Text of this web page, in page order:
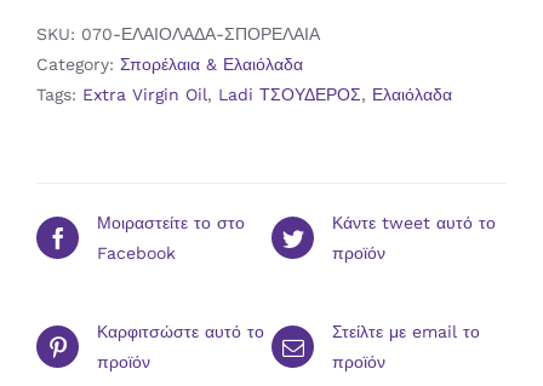
SKU: 070-ΕΛΑΙΟΛΑΔΑ-ΣΠΟΡΕΛΑΙΑ
Category: Σπορέλαια & Ελαιόλαδα
Tags: Extra Virgin Oil, Ladi ΤΣΟΥΔΕΡΟΣ, Ελαιόλαδα
Μοιραστείτε το στο
Facebook
Κάντε tweet αυτό το
προϊόν
Καρφιτσώστε αυτό το
προϊόν
Στείλτε με email το
προϊόν